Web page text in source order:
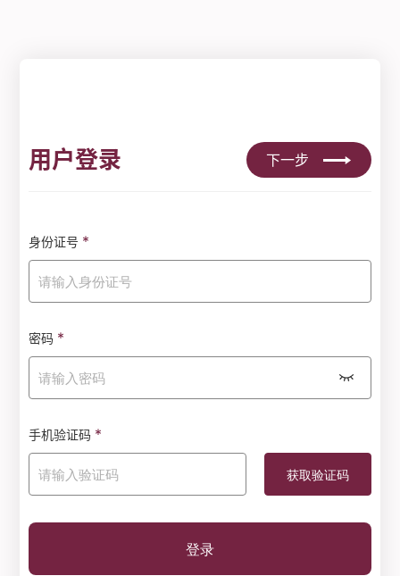
用户登录 下一步
身份证号 *
密码 *
手机验证码 *
登录